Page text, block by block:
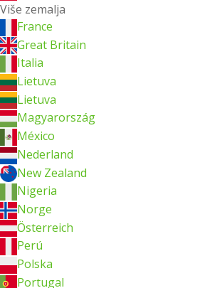
Više zemalja
France
Great Britain
Italia
Lietuva
Lietuva
Magyarország
México
Nederland
New Zealand
Nigeria
Norge
Österreich
Perú
Polska
Portugal